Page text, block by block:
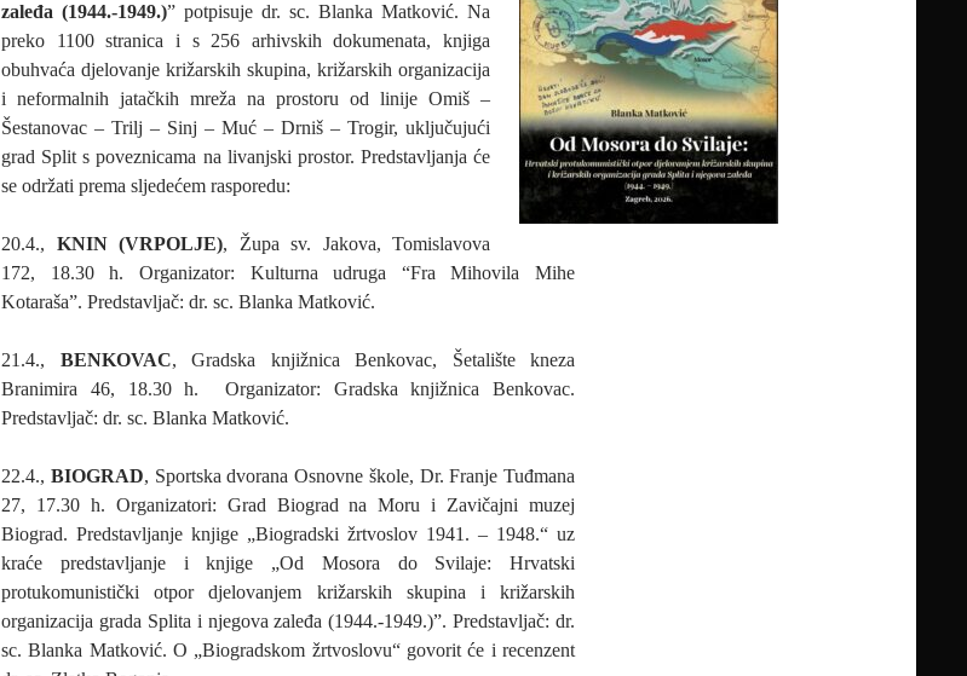
zaleđa (1944.-1949.)” potpisuje dr. sc. Blanka Matković. Na
preko 1100 stranica i s 256 arhivskih dokumenata, knjiga
obuhvaća djelovanje križarskih skupina, križarskih organizacija
i neformalnih jatačkih mreža na prostoru od linije Omiš –
Šestanovac – Trilj – Sinj – Muć – Drniš – Trogir, uključujući
grad Split s poveznicama na livanjski prostor. Predstavljanja će
se održati prema sljedećem rasporedu:
20.4., KNIN (VRPOLJE), Župa sv. Jakova, Tomislavova
172, 18.30 h. Organizator: Kulturna udruga “Fra Mihovila Mihe
Kotaraša”. Predstavljač: dr. sc. Blanka Matković.
21.4., BENKOVAC, Gradska knjižnica Benkovac, Šetalište kneza
Branimira 46, 18.30 h. Organizator: Gradska knjižnica Benkovac.
Predstavljač: dr. sc. Blanka Matković.
22.4., BIOGRAD, Sportska dvorana Osnovne škole, Dr. Franje Tuđmana
27, 17.30 h. Organizatori: Grad Biograd na Moru i Zavičajni muzej
Biograd. Predstavljanje knjige „Biogradski žrtvoslov 1941. – 1948.“ uz
kraće predstavljanje i knjige „Od Mosora do Svilaje: Hrvatski
protukomunistički otpor djelovanjem križarskih skupina i križarskih
organizacija grada Splita i njegova zaleđa (1944.-1949.)”. Predstavljač: dr.
sc. Blanka Matković. O „Biogradskom žrtvoslovu“ govorit će i recenzent